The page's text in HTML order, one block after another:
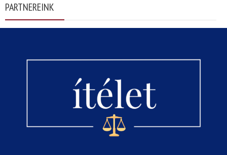
PARTNEREINK